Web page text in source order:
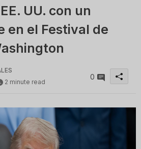
UU. con un
en el Festival de
2 minute read
0